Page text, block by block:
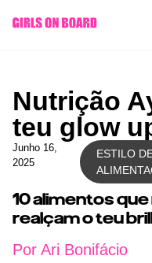
conteúdo
Nutrição
teu glow
Junho 16,
2025
ESTILO
10 alimentos
realçam o teu
Por Ari Bonifácio